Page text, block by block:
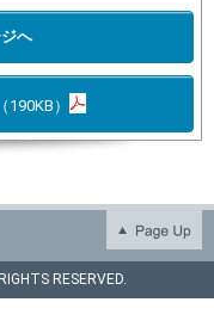
へ
190KB）
RESERVED.